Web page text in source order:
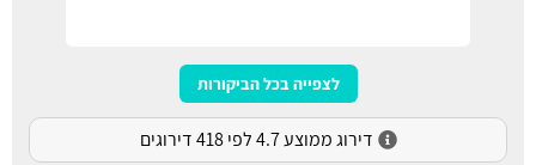
לצפייה בכל הביקורות
דירוג ממוצע 4.7 לפי 418 דירוגים